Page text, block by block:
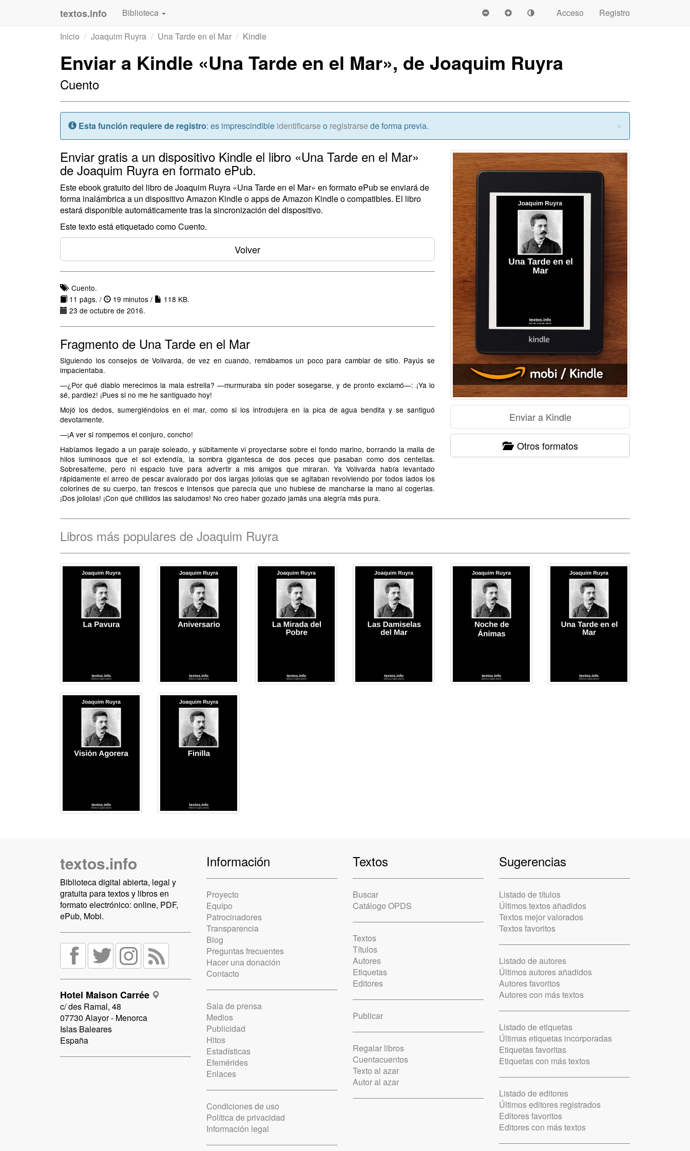
textos.info Biblioteca Acceso
Registro
Inicio
Joaquim Ruyra Una Tarde en el Mar Kindle
Enviar a Kindle «Una Tarde en el Mar», de Joaquim Ruyra
Cuento
×
Atención:
Esta función requiere de registro: es imprescindible identificarse o registrarse de forma previa.
Enviar gratis a un dispositivo Kindle el libro «Una Tarde en el Mar»
de Joaquim Ruyra en formato ePub.
Este ebook gratuito del libro de Joaquim Ruyra «Una Tarde en el Mar» en formato ePub se enviará de
forma inalámbrica a un dispositivo Amazon Kindle o apps de Amazon Kindle o compatibles. El libro
estará disponible automáticamente tras la sincronización del dispositivo.
Este texto está etiquetado como Cuento.
Volver
Cuento.
11 págs. /
19 minutos /
118 KB.
23 de octubre de 2016.
Fragmento de Una Tarde en el Mar
Siguiendo los consejos de Volivarda, de vez en cuando, remábamos un poco para cambiar de sitio. Payús se
impacientaba.
—¿Por qué diablo merecimos la mala estrella? —murmuraba sin poder sosegarse, y de pronto exclamó—: ¡Ya lo
sé, pardiez! ¡Pues si no me he santiguado hoy!
Mojó los dedos, sumergiéndolos en el mar, como si los introdujera en la pica de agua bendita y se santiguó
devotamente.
—¡A ver si rompemos el conjuro, concho!
Habíamos llegado a un paraje soleado, y súbitamente vi proyectarse sobre el fondo marino, borrando la malla de
hilos luminosos que el sol extendía, la sombra gigantesca de dos peces que pasaban como dos centellas.
Sobresalteme, pero ni espacio tuve para advertir a mis amigos que miraran. Ya Volivarda había levantado
rápidamente el arreo de pescar avalorado por dos largas joliolas que se agitaban revolviendo por todos lados los
colorines de su cuerpo, tan frescos e intensos que parecía que uno hubiese de mancharse la mano al cogerlas.
¡Dos joliolas! ¡Con qué chillidos las saludamos! No creo haber gozado jamás una alegría más pura.
Otros formatos
Libros más populares de Joaquim Ruyra
textos.info
Biblioteca digital abierta, legal y
gratuita para textos y libros en
formato electrónico: online, PDF,
ePub, Mobi.
Hotel Maison Carrée
c/ des Ramal, 48
07730 Alayor - Menorca
Islas Baleares
España
Información
Proyecto
Equipo
Patrocinadores
Transparencia
Blog
Preguntas frecuentes
Hacer una donación
Contacto
Sala de prensa
Medios
Publicidad
Hitos
Estadísticas
Efemérides
Enlaces
Condiciones de uso
Política de privacidad
Información legal
Textos
Buscar
Catálogo OPDS
Textos
Títulos
Autores
Etiquetas
Editores
Publicar
Regalar libros
Cuentacuentos
Texto al azar
Autor al azar
Sugerencias
Listado de títulos
Últimos textos añadidos
Textos mejor valorados
Textos favoritos
Listado de autores
Últimos autores añadidos
Autores favoritos
Autores con más textos
Listado de etiquetas
Últimas etiquetas incorporadas
Etiquetas favoritas
Etiquetas con más textos
Listado de editores
Últimos editores registrados
Editores favoritos
Editores con más textos